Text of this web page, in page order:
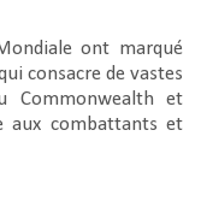
ont marqué
consacre de vastes
Commonwealth et
aux combattants et